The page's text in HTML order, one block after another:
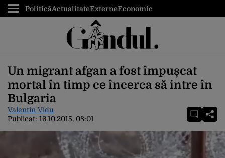
PoliticăActualitateExterneEconomic
Un migrant afgan a fost împușcat
mortal în timp ce încerca să intre în
Bulgaria
Valentin Vidu
Publicat: 16.10.2015, 08:01